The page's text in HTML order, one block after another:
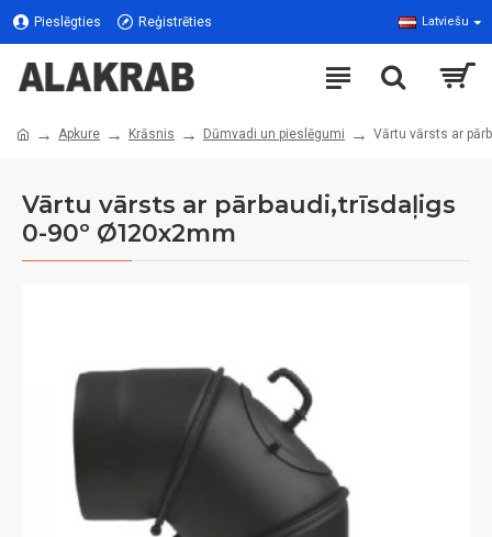
Pieslēgties Reģistrēties Latviešu
Apkure Krāsnis Dūmvadi un pieslēgumi Vārtu vārsts ar
Vārtu vārsts ar pārbaudi,trīsdaļigs
0-90º Ø120x2mm